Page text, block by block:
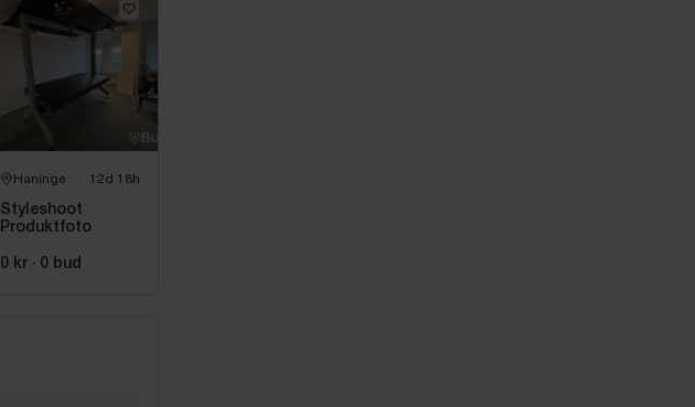
Haninge 12d 18h
Styleshoot
Produktfoto
0 kr · 0 bud